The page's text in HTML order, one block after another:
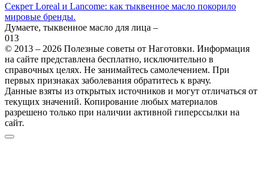
Секрет Loreal и Lancome: как тыквенное масло покорило
мировые бренды.
Думаете, тыквенное масло для лица –
013
© 2013 – 2026 Полезные советы от Наготовки. Информация
на сайте представлена бесплатно, исключительно в
справочных целях. Не занимайтесь самолечением. При
первых признаках заболевания обратитесь к врачу.
Данные взяты из открытых источников и могут отличаться от
текущих значений. Копирование любых материалов
разрешено только при наличии активной гиперссылки на
сайт.